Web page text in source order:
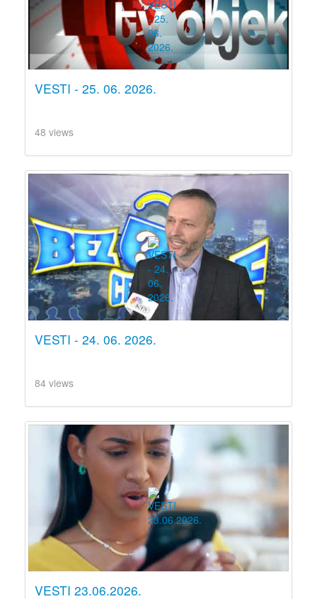
VESTI - 25. 06. 2026.
48 views
VESTI - 24. 06. 2026.
84 views
VESTI 23.06.2026.